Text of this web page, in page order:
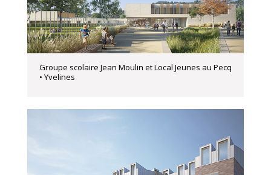
Groupe scolaire Jean Moulin et Local Jeunes au Pecq
• Yvelines